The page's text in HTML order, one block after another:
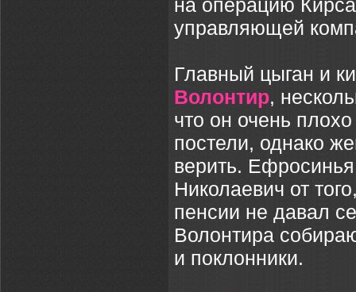
на операцию
управляющей
Главный цыган и
Волонтир,
что он очень
постели, однако
верить.
Николаевич от
пенсии не давал
Волонтира
и поклонники.